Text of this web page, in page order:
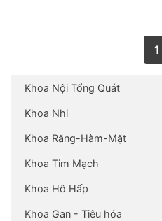
1
Khoa Nội Tổng Quát
Khoa Nhi
Khoa Răng-Hàm-Mặt
Khoa Tim Mạch
Khoa Hô Hấp
Khoa Gan - Tiêu hóa